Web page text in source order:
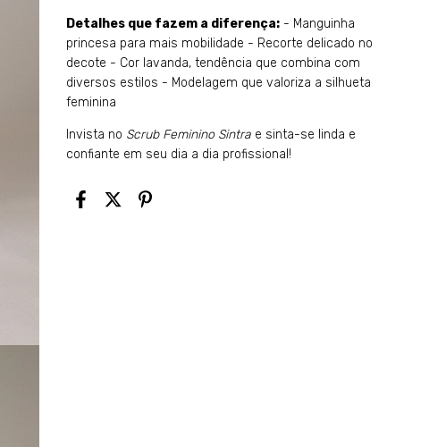
Detalhes que fazem a diferença: - Manguinha
princesa para mais mobilidade - Recorte delicado no
decote - Cor lavanda, tendência que combina com
diversos estilos - Modelagem que valoriza a silhueta
feminina
Invista no Scrub Feminino Sintra e sinta-se linda e
confiante em seu dia a dia profissional!